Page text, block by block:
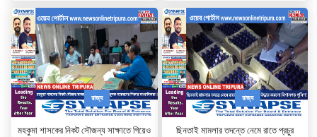
রাজ্য
মহকুমা শাসকের নিকট সৌজন্য সাক্ষাতে গিয়েও
রাজ্য
ছিনতাই মামলার তদন্তে নেমে রাতে প্রচুর